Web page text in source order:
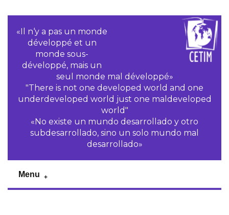
«Il n‘y a pas un monde
développé et un
monde sous-
développé, mais un
seul monde mal développé»
"There is not one developed world and one
underdeveloped world just one maldeveloped
world"
«No existe un mundo desarrollado y otro
subdesarrollado, sino un solo mundo mal
desarrollado»
Menu